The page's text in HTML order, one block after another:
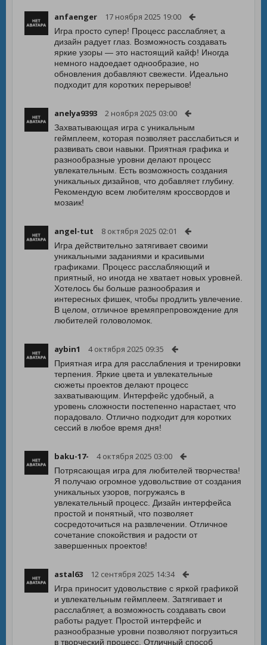
anfaenger 17 ноября 2025 19:00
Игра просто супер! Процесс расслабляет, а
дизайн радует глаз. Возможность создавать
яркие узоры — это настоящий кайф! Иногда
немного надоедает однообразие, но
обновления добавляют свежести. Идеально
подходит для коротких перерывов!
anelya9393 2 ноября 2025 03:00
Захватывающая игра с уникальным
геймплеем, которая позволяет расслабиться и
развивать свои навыки. Приятная графика и
разнообразные уровни делают процесс
увлекательным. Есть возможность создания
уникальных дизайнов, что добавляет глубину.
Рекомендую всем любителям кроссвордов и
мозаик!
angel-tut 8 октября 2025 02:01
Игра действительно затягивает своими
уникальными заданиями и красивыми
графиками. Процесс расслабляющий и
приятный, но иногда не хватает новых уровней.
Хотелось бы больше разнообразия и
интересных фишек, чтобы продлить увлечение.
В целом, отличное времяпрепровождение для
любителей головоломок.
aybin1 4 октября 2025 09:35
Приятная игра для расслабления и тренировки
терпения. Яркие цвета и увлекательные
сюжеты проектов делают процесс
захватывающим. Интерфейс удобный, а
уровень сложности постепенно нарастает, что
порадовало. Отлично подходит для коротких
сессий в любое время дня!
baku-17- 4 октября 2025 03:00
Потрясающая игра для любителей творчества!
Я получаю огромное удовольствие от создания
уникальных узоров, погружаясь в
увлекательный процесс. Дизайн интерфейса
простой и понятный, что позволяет
сосредоточиться на развлечении. Отличное
сочетание спокойствия и радости от
завершенных проектов!
astal63 12 сентября 2025 14:34
Игра приносит удовольствие с яркой графикой
и увлекательным геймплеем. Затягивает и
расслабляет, а возможность создавать свои
работы радует. Простой интерфейс и
разнообразные уровни позволяют погрузиться
в творческий процесс. Отличный способ